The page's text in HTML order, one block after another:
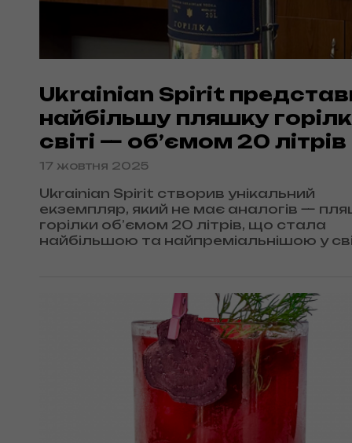
Ukrainian Spirit
найбільшу пляшку
світі — об’ємом 20 літрів
17 жовтня 2025
Ukrainian Spirit створив унікальний
екземпляр, який не має аналогів —
горілки об’ємом 20 літрів, що стала
найбільшою та найпреміальнішою у